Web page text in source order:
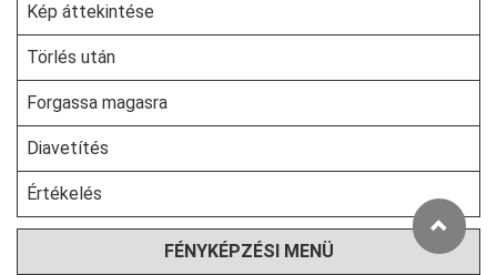
Kép áttekintése
Törlés után
Forgassa magasra
Diavetítés
Értékelés
FÉNYKÉPZÉSI MENÜ